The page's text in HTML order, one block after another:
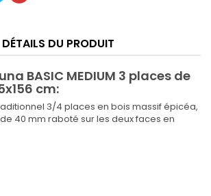
DÉTAILS DU PRODUIT
BASIC MEDIUM 3 places de
cm:
3/4 places en bois massif épicéa,
40 mm raboté sur les deux faces en